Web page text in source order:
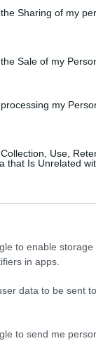
Sharing of my
Sale of my
my
Use,
that Is Unrelated
to enable
in apps.
data to be sent
to send me
εις βάρος
ρητά να
να